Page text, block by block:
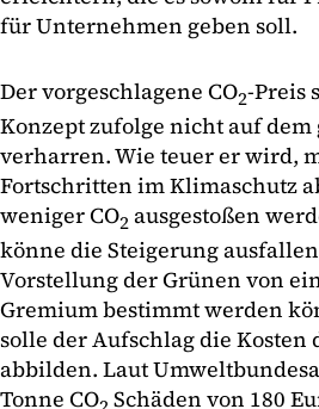
für Unternehmen geben soll.
Der vorgeschlagene CO2-Preis
Konzept zufolge nicht auf
verharren. Wie teuer er wird,
Fortschritten im Klimaschutz
weniger CO2ausgestoßen
könne die Steigerung
Vorstellung der Grünen von
Gremium bestimmt werden
solle der Aufschlag die Kosten
abbilden. Laut
Tonne CO Schäden von 180